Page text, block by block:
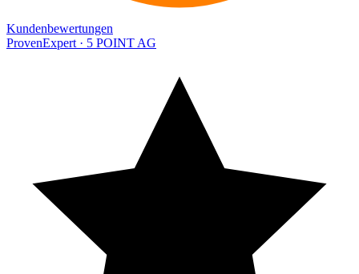
Kundenbewertungen
ProvenExpert · 5 POINT AG